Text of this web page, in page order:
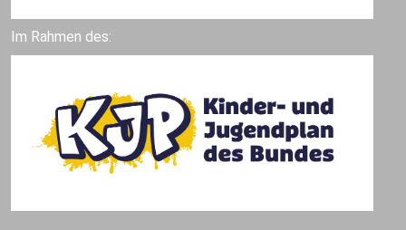
Im Rahmen des: